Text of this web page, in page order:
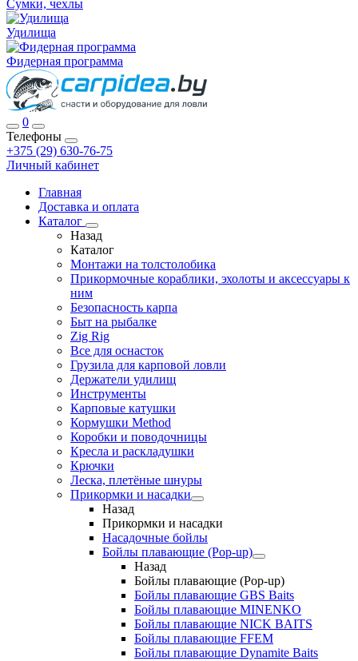
Сумки, чехлы
Удилища
Фидерная программа
0
Телефоны
+375 (29) 630-76-75
Личный кабинет
Главная
Доставка и оплата
Каталог
Назад
Каталог
Монтажи на толстолобика
Прикормочные кораблики, эхолоты и аксессуары к
ним
Безопасность карпа
Быт на рыбалке
Zig Rig
Все для оснасток
Грузила для карповой ловли
Держатели удилищ
Инструменты
Карповые катушки
Кормушки Method
Коробки и поводочницы
Кресла и раскладушки
Крючки
Леска, плетёные шнуры
Прикормки и насадки
Назад
Прикормки и насадки
Насадочные бойлы
Бойлы плавающие (Pop-up)
Назад
Бойлы плавающие (Pop-up)
Бойлы плавающие GBS Baits
Бойлы плавающие MINENKO
Бойлы плавающие NICK BAITS
Бойлы плавающие FFEM
Бойлы плавающие Dynamite Baits